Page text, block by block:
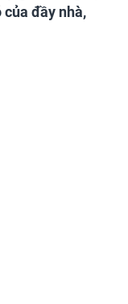
của đầy nhà,